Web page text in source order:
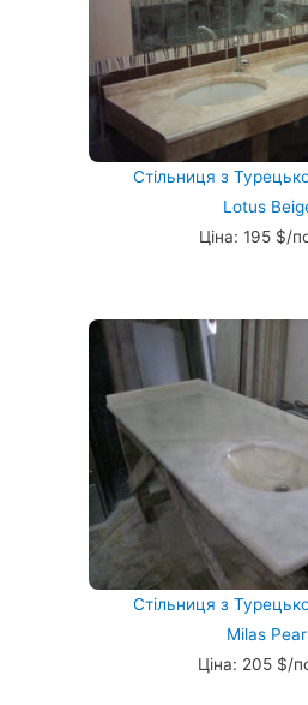
Стільниця з
Lotus
Ціна: 195 $/
Стільниця з
Milas
Ціна: 205 $/